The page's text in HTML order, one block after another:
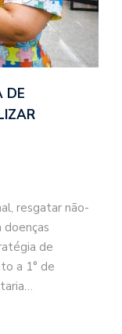
DE
resgatar não-
de
a 1° de